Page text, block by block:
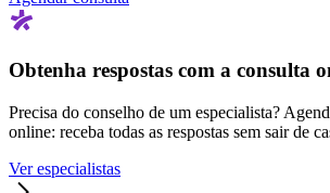
Obtenha respostas com a consulta
Precisa do conselho de um especialista?
online: receba todas as respostas sem sair de
Ver especialistas